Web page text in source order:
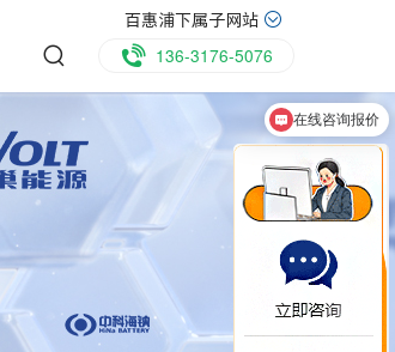
百惠浦下属子网站
136-3176-5076
是设备生产厂家吗